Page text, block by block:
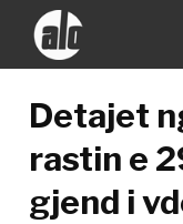
Detajet
rastin e
gjend i